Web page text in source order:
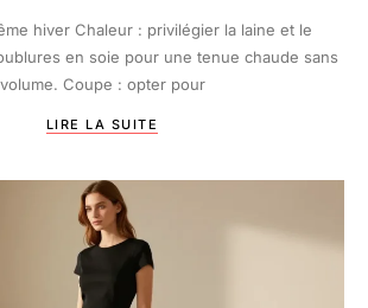
hiver Chaleur : privilégier la laine et le
en soie pour une tenue chaude sans
volume. Coupe : opter pour
LIRE LA SUITE